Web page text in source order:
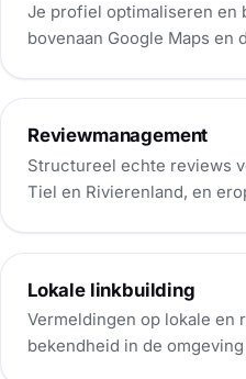
Je profiel optimaliseren en
bovenaan Google Maps en
Reviewmanagement
Structureel echte reviews
Tiel en Rivierenland, en
Lokale linkbuilding
Vermeldingen op lokale en
bekendheid in de